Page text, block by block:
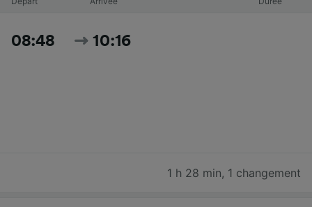
08:48 10:16
1 h 28 min, 1 changement